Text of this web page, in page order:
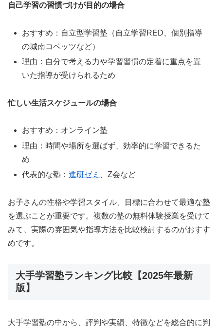
自己学習の習慣づけが目的の場合
おすすめ：自立型学習塾（自立学習RED、個別指導
の城南コベッツなど）
理由：自分で考える力や学習習慣の定着に重点を置
いた指導が受けられるため
忙しい生活スケジュールの場合
おすすめ：オンライン塾
理由：時間や場所を選ばず、効率的に学習できるた
め
代表的な塾：進研ゼミ 、Z会など
お子さんの性格や学習スタイル、目標に合わせて最適な塾
を選ぶことが重要です。複数の塾の無料体験授業を受けて
みて、実際の雰囲気や指導方法を比較検討するのがおすす
めです。
大手学習塾ランキング比較【2025年最新
版】
大手学習塾の中から、評判や実績、特徴などを総合的に判